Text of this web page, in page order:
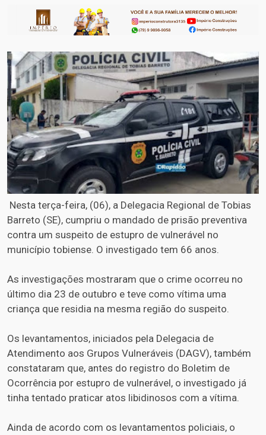
Nesta terça-feira, (06), a Delegacia Regional de Tobias
Barreto (SE), cumpriu o mandado de prisão preventiva
contra um suspeito de estupro de vulnerável no
município tobiense. O investigado tem 66 anos.
As investigações mostraram que o crime ocorreu no
último dia 23 de outubro e teve como vítima uma
criança que residia na mesma região do suspeito.
Os levantamentos, iniciados pela Delegacia de
Atendimento aos Grupos Vulneráveis (DAGV), também
constataram que, antes do registro do Boletim de
Ocorrência por estupro de vulnerável, o investigado já
tinha tentado praticar atos libidinosos com a vítima.
Ainda de acordo com os levantamentos policiais, o